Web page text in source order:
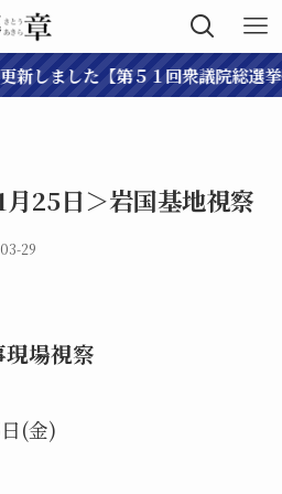
た【第５１回衆議院総選挙への
月25日＞岩国基地視察
29
場視察
(金)